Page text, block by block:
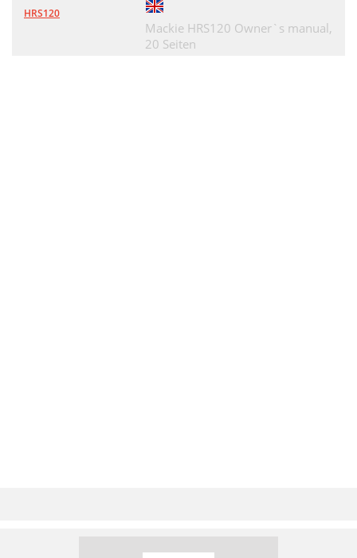
HRS120
Mackie HRS120 Owner`s manual,
20 Seiten